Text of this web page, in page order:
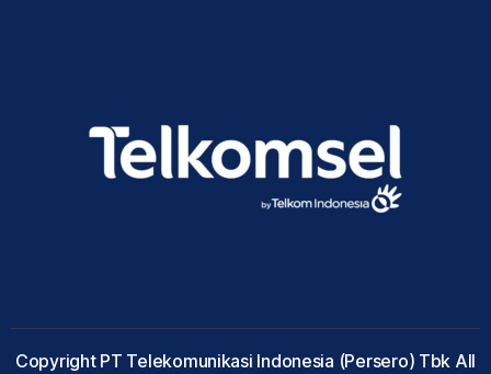
Copyright PT Telekomunikasi Indonesia (Persero) Tbk All